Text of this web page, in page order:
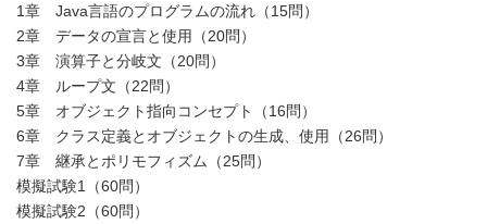
1章 Java言語のプログラムの流れ（15問）
2章 データの宣言と使用（20問）
3章 演算子と分岐文（20問）
4章 ループ文（22問）
5章 オブジェクト指向コンセプト（16問）
6章 クラス定義とオブジェクトの生成、使用（26問）
7章 継承とポリモフィズム（25問）
模擬試験1（60問）
模擬試験2（60問）